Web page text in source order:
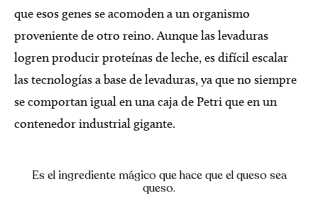
que esos genes se acomoden a un organismo
proveniente de otro reino. Aunque las levaduras
logren producir proteínas de leche, es difícil escalar
las tecnologías a base de levaduras, ya que no siempre
se comportan igual en una caja de Petri que en un
contenedor industrial gigante.
Es el ingrediente mágico que hace que el queso sea
queso.